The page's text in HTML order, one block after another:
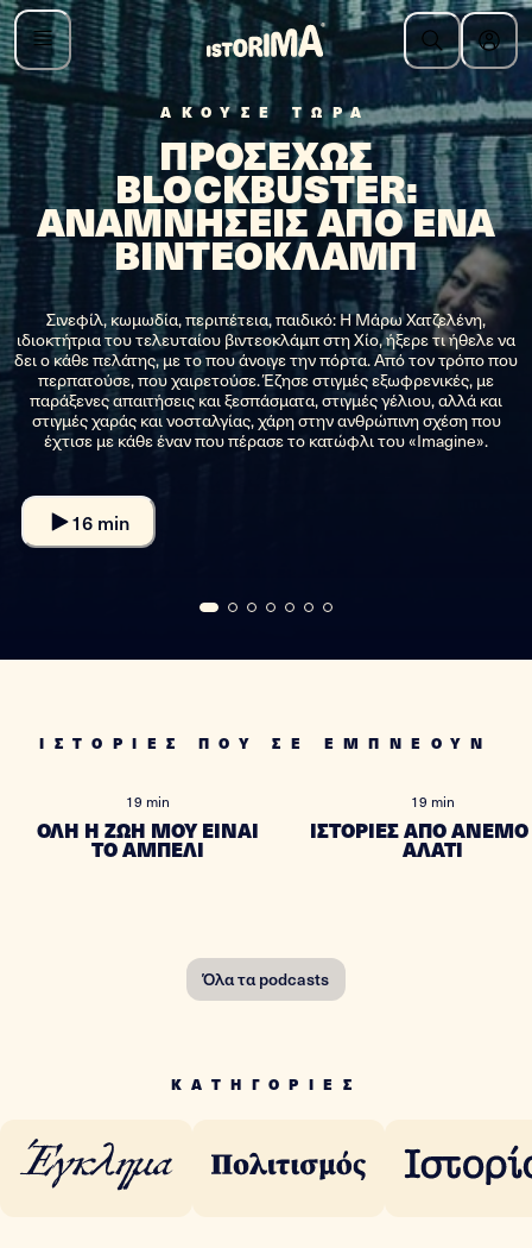
ΑΚΟΥΣΕ ΤΩΡΑ
ΠΡΟΣΕΧΩΣ
BLOCKBUSTER:
ΑΝΑΜΝΗΣΕΙΣ ΑΠΟ ΕΝΑ
ΒΙΝΤΕΟΚΛΑΜΠ
Σινεφίλ, κωμωδία, περιπέτεια, παιδικό: Η Μάρω Χατζελένη,
ιδιοκτήτρια του τελευταίου βιντεοκλάμπ στη Χίο, ήξερε τι ήθελε να
δει ο κάθε πελάτης, με το που άνοιγε την πόρτα. Από τον τρόπο που
περπατούσε, που χαιρετούσε. Έζησε στιγμές εξωφρενικές, με
παράξενες απαιτήσεις και ξεσπάσματα, στιγμές γέλιου, αλλά και
στιγμές χαράς και νοσταλγίας, χάρη στην ανθρώπινη σχέση που
έχτισε με κάθε έναν που πέρασε το κατώφλι του «Imagine».
16 min
ΙΣΤΟΡΙΕΣ ΠΟΥ ΣΕ ΕΜΠΝΕΟΥΝ
19 min
ΟΛΗ Η ΖΩΗ ΜΟΥ ΕΙΝΑΙ
ΤΟ ΑΜΠΕΛΙ
19 min
ΙΣΤΟΡΙΕΣ ΑΠΟ ΑΝΕΜΟ
ΑΛΑΤΙ
Όλα τα podcasts
ΚΑΤΗΓΟΡΙΕΣ